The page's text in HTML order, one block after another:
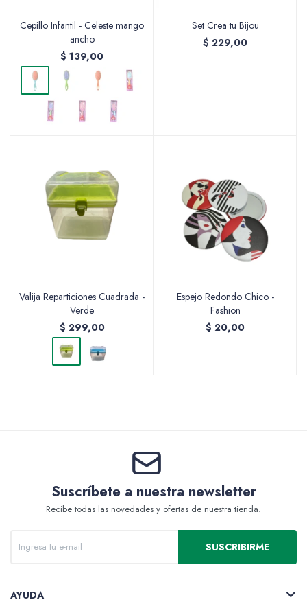
Cepillo Infantil - Celeste mango
ancho
$ 139,00
Set Crea tu Bijou
$ 229,00
Valija Reparticiones Cuadrada -
Verde
$ 299,00
Espejo Redondo Chico -
Fashion
$ 20,00
Suscríbete a nuestra newsletter
Recibe todas las novedades y ofertas de nuestra tienda.
SUSCRIBIRME
AYUDA
Packing y Regalaría
Maquillaje
Cotillón y Sorpresitas
Accesorios